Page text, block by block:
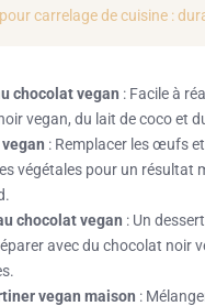
carrelage de cuisine :
chocolat vegan : Facile à
vegan, du lait de coco et
: Remplacer les œufs
végétales pour un résultat
chocolat vegan : Un
avec du chocolat noir
vegan maison :